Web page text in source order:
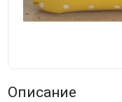
Описание